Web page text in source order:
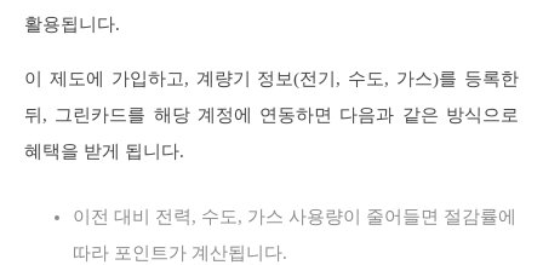
활용됩니다.
이 제도에 가입하고, 계량기 정보(전기, 수도, 가스)를 등록한
뒤, 그린카드를 해당 계정에 연동하면 다음과 같은 방식으로
혜택을 받게 됩니다.
이전 대비 전력, 수도, 가스 사용량이 줄어들면 절감률에
따라 포인트가 계산됩니다.